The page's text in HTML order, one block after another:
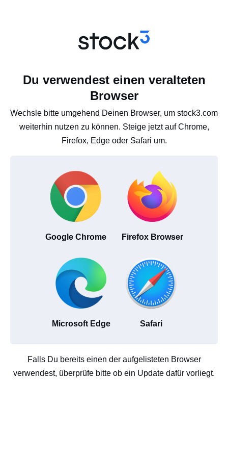
Du verwendest einen veralteten
Browser
Wechsle bitte umgehend Deinen Browser, um stock3.com
weiterhin nutzen zu können. Steige jetzt auf Chrome,
Firefox, Edge oder Safari um.
Google Chrome Firefox Browser
Microsoft Edge Safari
Falls Du bereits einen der aufgelisteten Browser
verwendest, überprüfe bitte ob ein Update dafür vorliegt.